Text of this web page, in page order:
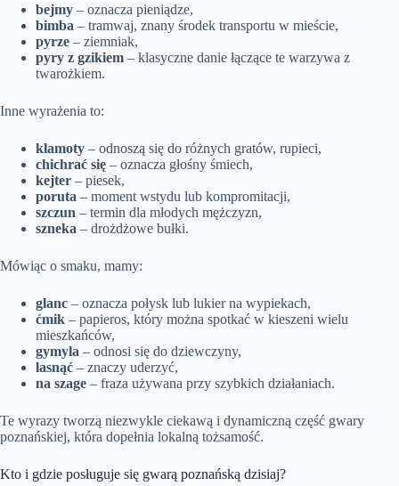
bejmy – oznacza pieniądze,
bimba – tramwaj, znany środek transportu w mieście,
pyrze – ziemniak,
pyry z gzikiem – klasyczne danie łączące te warzywa z
twarożkiem.
Inne wyrażenia to:
klamoty – odnoszą się do różnych gratów, rupieci,
chichrać się – oznacza głośny śmiech,
kejter – piesek,
poruta – moment wstydu lub kompromitacji,
szczun – termin dla młodych mężczyzn,
szneka – drożdżowe bułki.
Mówiąc o smaku, mamy:
glanc – oznacza połysk lub lukier na wypiekach,
ćmik – papieros, który można spotkać w kieszeni wielu
mieszkańców,
gymyla – odnosi się do dziewczyny,
lasnąć – znaczy uderzyć,
na szage – fraza używana przy szybkich działaniach.
Te wyrazy tworzą niezwykle ciekawą i dynamiczną część gwary
poznańskiej, która dopełnia lokalną tożsamość.
Kto i gdzie posługuje się gwarą poznańską dzisiaj?